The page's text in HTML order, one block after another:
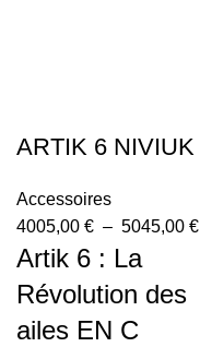
ARTIK 6 NIVIUK
Accessoires
4005,00 € – 5045,00 €
Artik 6 : La
Révolution des
ailes EN C